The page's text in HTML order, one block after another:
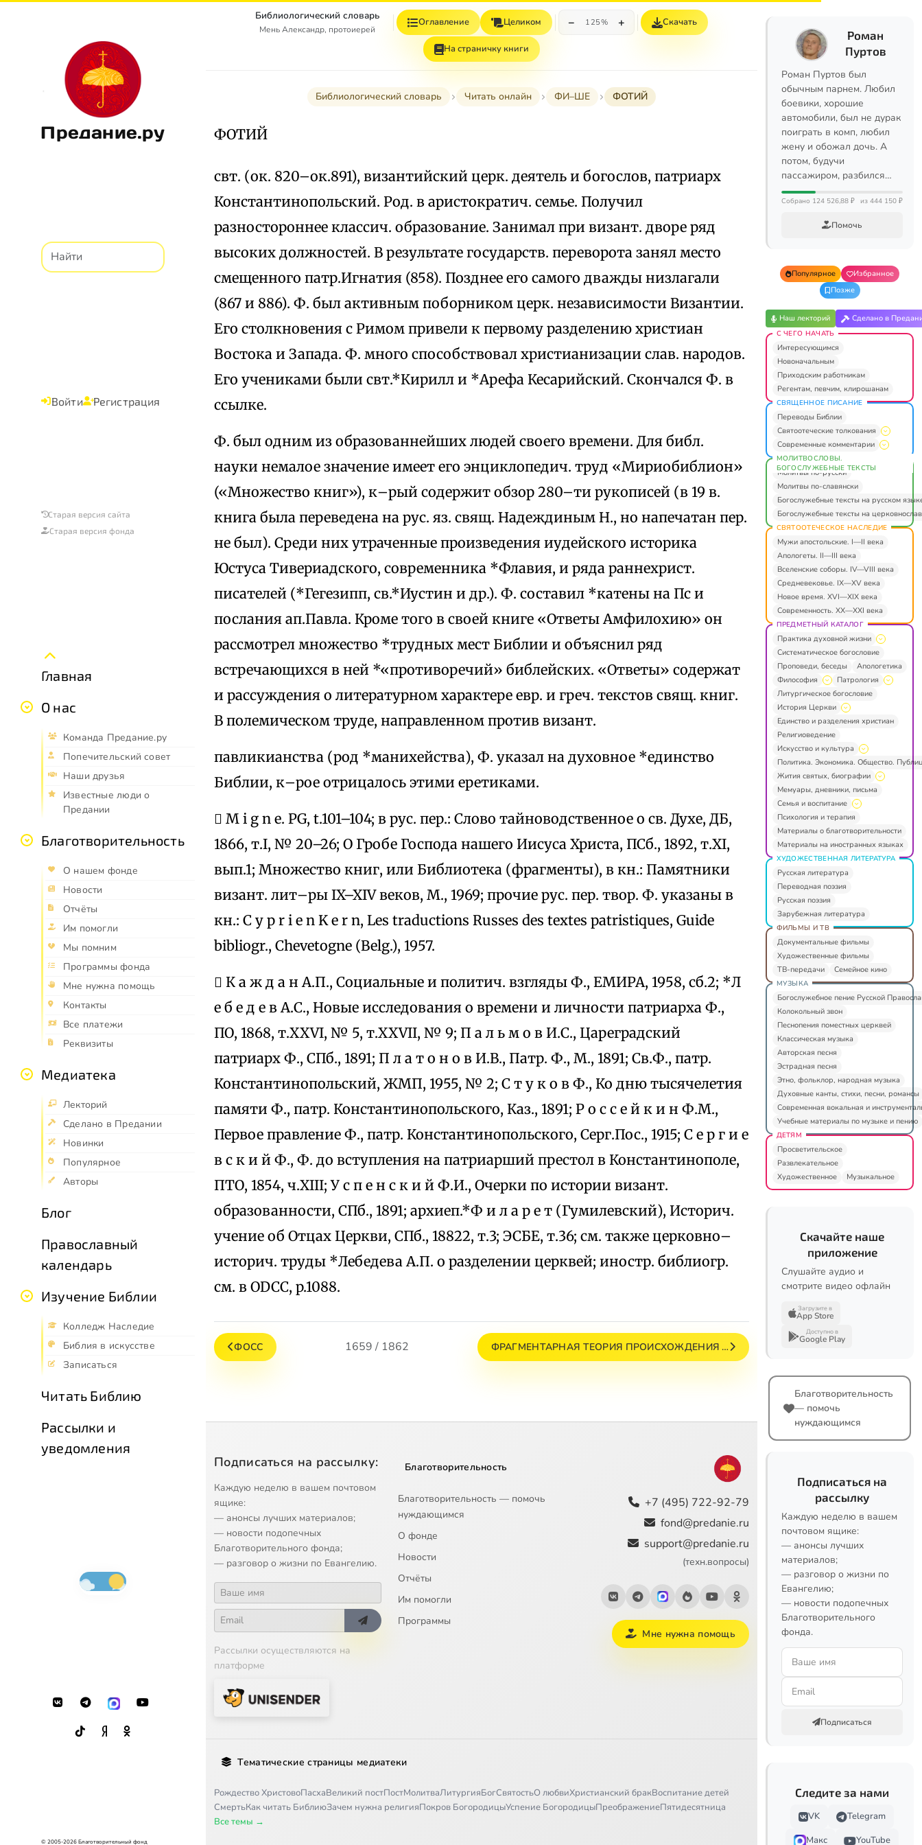
Предание.ру
Войти Регистрация
Старая версия сайта
Старая версия фонда
Главная
О нас
Команда Предание.ру
Попечительский совет
Наши друзья
Известные люди о
Предании
Благотворительность
О нашем фонде
Новости
Отчёты
Им помогли
Мы помним
Программы фонда
Мне нужна помощь
Контакты
Все платежи
Реквизиты
Медиатека
Лекторий
Сделано в Предании
Новинки
Популярное
Авторы
Блог
Православный
календарь
Изучение Библии
Колледж Наследие
Библия в искусстве
Записаться
Читать Библию
Рассылки и
уведомления
© 2005-2026 Благотворительный фонд
Библиологический словарь
Мень Александр, протоиерей
Оглавление Целиком − 125% + Скачать
На страничку книги
Библиологический словарь Читать онлайн ФИ–ШЕ ФОТИЙ
ФОТИЙ
свт. (ок. 820–ок.891), византийский церк. деятель и богослов, патриарх
Константинопольский. Род. в аристократич. семье. Получил
разностороннее классич. образование. Занимал при визант. дворе ряд
высоких должностей. В результате государств. переворота занял место
смещенного патр.Игнатия (858). Позднее его самого дважды низлагали
(867 и 886). Ф. был активным поборником церк. независимости Византии.
Его столкновения с Римом привели к первому разделению христиан
Востока и Запада. Ф. много способствовал христианизации слав. народов.
Его учениками были свт.*Кирилл и *Арефа Кесарийский. Скончался Ф. в
ссылке.
Ф. был одним из образованнейших людей своего времени. Для библ.
науки немалое значение имеет его энциклопедич. труд «Мириобиблион»
(«Множество книг»), к–рый содержит обзор 280–ти рукописей (в 19 в.
книга была переведена на рус. яз. свящ. Надеждиным Н., но напечатан пер.
не был). Среди них утраченные произведения иудейского историка
Юстуса Тивериадского, современника *Флавия, и ряда раннехрист.
писателей (*Гегезипп, св.*Иустин и др.). Ф. составил *катены на Пс и
послания ап.Павла. Кроме того в своей книге «Ответы Амфилохию» он
рассмотрел множество *трудных мест Библии и объяснил ряд
встречающихся в ней *«противоречий» библейских. «Ответы» содержат
и рассуждения о литературном характере евр. и греч. текстов свящ. книг.
В полемическом труде, направленном против визант.
павликианства (род *манихейства), Ф. указал на духовное *единство
Библии, к–рое отрицалось этими еретиками.
 M i g n e. PG, t.101–104; в рус. пер.: Слово тайноводственное о св. Духе, ДБ,
1866, т.I, № 20–26; О Гробе Господа нашего Иисуса Христа, ПСб., 1892, т.XI,
вып.1; Множество книг, или Библиотека (фрагменты), в кн.: Памятники
визант. лит–ры IX–XIV веков, М., 1969; прочие рус. пер. твор. Ф. указаны в
кн.: C y p r i e n K e r n, Les traductions Russes des textes patristiques, Guide
bibliogr., Chevetogne (Belg.), 1957.
 К а ж д а н А.П., Социальные и политич. взгляды Ф., ЕМИРА, 1958, сб.2; *Л
е б е д е в А.С., Новые исследования о времени и личности патриарха Ф.,
ПО, 1868, т.XXVI, № 5, т.XXVII, № 9; П а л ь м о в И.С., Цареградский
патриарх Ф., СПб., 1891; П л а т о н о в И.В., Патр. Ф., М., 1891; Св.Ф., патр.
Константинопольский, ЖМП, 1955, № 2; С т у к о в Ф., Ко дню тысячелетия
памяти Ф., патр. Константинопольского, Каз., 1891; Р о с с е й к и н Ф.М.,
Первое правление Ф., патр. Константинопольского, Серг.Пос., 1915; С е р г и е
в с к и й Ф., Ф. до вступления на патриарший престол в Константинополе,
ПТО, 1854, ч.XIII; У с п е н с к и й Ф.И., Очерки по истории визант.
образованности, СПб., 1891; архиеп.*Ф и л а р е т (Гумилевский), Историч.
учение об Отцах Церкви, СПб., 18822, т.3; ЭСБЕ, т.36; см. также церковно–
историч. труды *Лебедева А.П. о разделении церквей; иностр. библиогр.
см. в ODCC, p.1088.
ФОСС 1659 / 1862 ФРАГМЕНТАРНАЯ ТЕОРИЯ ПРОИСХОЖДЕНИЯ …
Подписаться на рассылку:
Каждую неделю в вашем почтовом
ящике:
— анонсы лучших материалов;
— новости подопечных
Благотворительного фонда;
— разговор о жизни по Евангелию.
Рассылки осуществляются на
платформе
Благотворительность
Благотворительность — помочь
нуждающимся
О фонде
Новости
Отчёты
Им помогли
Программы
+7 (495) 722-92-79
fond@predanie.ru
support@predanie.ru
(техн.вопросы)
Мне нужна помощь
Тематические страницы медиатеки
Рождество ХристовоПасхаВеликий постПостМолитваЛитургияБогСвятостьО любвиХристианский бракВоспитание детей
СмертьКак читать БиблиюЗачем нужна религияПокров БогородицыУспение БогородицыПреображениеПятидесятница
Все темы →
Роман
Пуртов
Роман Пуртов был
обычным парнем. Любил
боевики, хорошие
автомобили, был не дурак
поиграть в комп, любил
жену и обожал дочь. А
потом, будучи
пассажиром, разбился…
Собрано 124 526,88 ₽ из 444 150 ₽
Помочь
Популярное
Избранное
Позже
Наш лекторий Сделано в
С ЧЕГО НАЧАТЬ
Интересующимся
Новоначальным
Приходским работникам
Регентам, певчим, клирошанам
СВЯЩЕННОЕ ПИСАНИЕ
Переводы Библии
Святоотеческие толкования
Современные комментарии
МОЛИТВОСЛОВЫ.
БОГОСЛУЖЕБНЫЕ ТЕКСТЫ
Молитвы по-русски
Молитвы по-славянски
Богослужебные тексты на русском
Богослужебные тексты на
СВЯТООТЕЧЕСКОЕ НАСЛЕДИЕ
Мужи апостольские. I—II века
Апологеты. II—III века
Вселенские соборы. IV—VIII века
Средневековье. IX—XV века
Новое время. XVI—XIX века
Современность. XX—XXI века
ПРЕДМЕТНЫЙ КАТАЛОГ
Практика духовной жизни
Систематическое богословие
Проповеди, беседы
Апологетика
Философия
Патрология
Литургическое богословие
История Церкви
Единство и разделения христиан
Религиоведение
Искусство и культура
Политика. Экономика. Общество.
Жития святых, биографии
Мемуары, дневники, письма
Семья и воспитание
Психология и терапия
Материалы о благотворительности
Материалы на иностранных языках
ХУДОЖЕСТВЕННАЯ ЛИТЕРАТУРА
Русская литература
Переводная поэзия
Русская поэзия
Зарубежная литература
ФИЛЬМЫ И ТВ
Документальные фильмы
Художественные фильмы
ТВ-передачи
Семейное кино
МУЗЫКА
Богослужебное пение Русской
Колокольный звон
Песнопения поместных церквей
Классическая музыка
Авторская песня
Эстрадная песня
Этно, фольклор, народная музыка
Духовные канты, стихи, песни, романсы
Современная вокальная и
Учебные материалы по музыке и пению
ДЕТЯМ
Просветительское
Развлекательное
Художественное
Музыкальное
Скачайте наше
приложение
Слушайте аудио и
смотрите видео офлайн
Загрузите в
App Store
Доступно в
Google Play
Благотворительность
— помочь
нуждающимся
Подписаться на
рассылку
Каждую неделю в вашем
почтовом ящике:
— анонсы лучших
материалов;
— разговор о жизни по
Евангелию;
— новости подопечных
Благотворительного
фонда.
Подписаться
Следите за нами
VK
Telegram
Макс
YouTube